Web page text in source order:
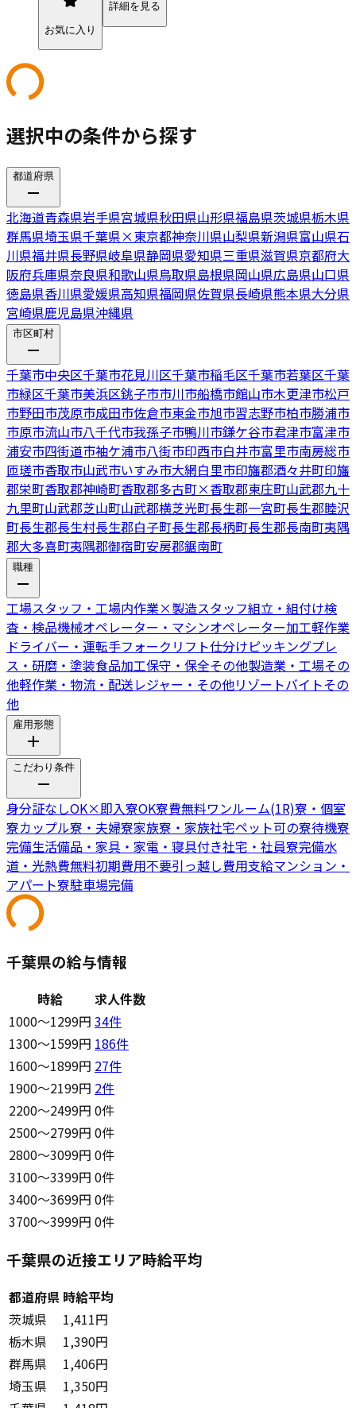
お気に入り
詳細を見る
選択中の条件から探す
都道府県
北海道青森県岩手県宮城県秋田県山形県福島県茨城県栃木県
群馬県埼玉県千葉県×東京都神奈川県山梨県新潟県富山県石
川県福井県長野県岐阜県静岡県愛知県三重県滋賀県京都府大
阪府兵庫県奈良県和歌山県鳥取県島根県岡山県広島県山口県
徳島県香川県愛媛県高知県福岡県佐賀県長崎県熊本県大分県
宮崎県鹿児島県沖縄県
市区町村
千葉市中央区千葉市花見川区千葉市稲毛区千葉市若葉区千葉
市緑区千葉市美浜区銚子市市川市船橋市館山市木更津市松戸
市野田市茂原市成田市佐倉市東金市旭市習志野市柏市勝浦市
市原市流山市八千代市我孫子市鴨川市鎌ケ谷市君津市富津市
浦安市四街道市袖ケ浦市八街市印西市白井市富里市南房総市
匝瑳市香取市山武市いすみ市大網白里市印旛郡酒々井町印旛
郡栄町香取郡神崎町香取郡多古町×香取郡東庄町山武郡九十
九里町山武郡芝山町山武郡横芝光町長生郡一宮町長生郡睦沢
町長生郡長生村長生郡白子町長生郡長柄町長生郡長南町夷隅
郡大多喜町夷隅郡御宿町安房郡鋸南町
職種
工場スタッフ・工場内作業×製造スタッフ組立・組付け検
査・検品機械オペレーター・マシンオペレーター加工軽作業
ドライバー・運転手フォークリフト仕分けピッキングプレ
ス・研磨・塗装食品加工保守・保全その他製造業・工場その
他軽作業・物流・配送レジャー・その他リゾートバイトその
他
雇用形態
こだわり条件
身分証なしOK×即入寮OK寮費無料ワンルーム(1R)寮・個室
寮カップル寮・夫婦寮家族寮・家族社宅ペット可の寮待機寮
完備生活備品・家具・家電・寝具付き社宅・社員寮完備水
道・光熱費無料初期費用不要引っ越し費用支給マンション・
アパート寮駐車場完備
千葉県の給与情報
時給
求人件数
1000〜1299円 34件
1300〜1599円 186件
1600〜1899円 27件
1900〜2199円 2件
2200〜2499円 0件
2500〜2799円 0件
2800〜3099円 0件
3100〜3399円 0件
3400〜3699円 0件
3700〜3999円 0件
千葉県の近接エリア時給平均
都道府県 時給平均
茨城県
1,411円
栃木県
1,390円
群馬県
1,406円
埼玉県
1,350円